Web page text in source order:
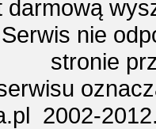
nie
stronie
2002-